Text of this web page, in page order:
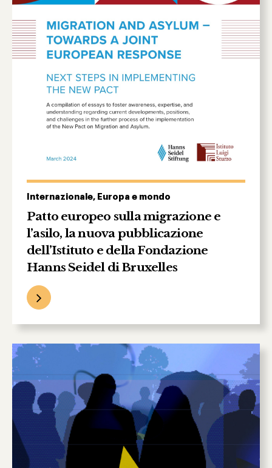
Internazionale, Europa e mondo
Patto europeo sulla migrazione e
l’asilo, la nuova pubblicazione
dell’Istituto e della Fondazione
Hanns Seidel di Bruxelles